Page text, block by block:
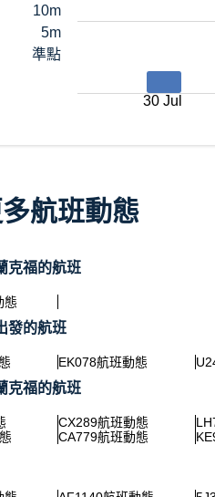
10m
5m
準點
30 Jul
航班動態
克福的航班
態
發的航班
EK078航班動態
克福的航班
CX289航班動態
CA779航班動態